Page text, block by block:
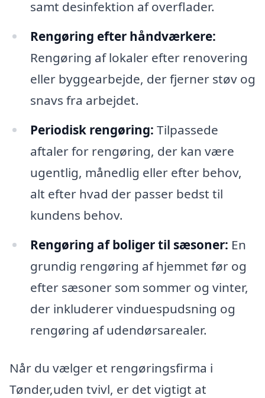
samt desinfektion af overflader.
Rengøring efter håndværkere:
Rengøring af lokaler efter renovering
eller byggearbejde, der fjerner støv og
snavs fra arbejdet.
Periodisk rengøring: Tilpassede
aftaler for rengøring, der kan være
ugentlig, månedlig eller efter behov,
alt efter hvad der passer bedst til
kundens behov.
Rengøring af boliger til sæsoner: En
grundig rengøring af hjemmet før og
efter sæsoner som sommer og vinter,
der inkluderer vinduespudsning og
rengøring af udendørsarealer.
Når du vælger et rengøringsfirma i
Tønder,uden tvivl, er det vigtigt at